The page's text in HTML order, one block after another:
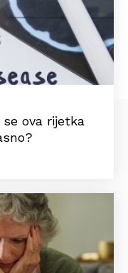
ova rijetka